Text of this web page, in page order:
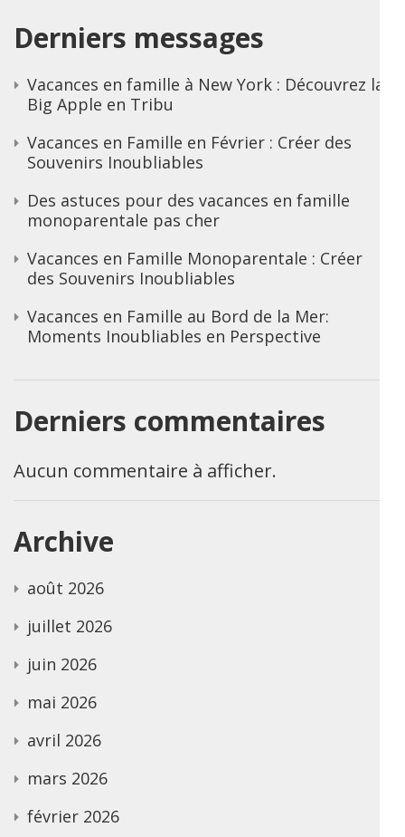
Derniers messages
Vacances en famille à New York : Découvrez la
Big Apple en Tribu
Vacances en Famille en Février : Créer des
Souvenirs Inoubliables
Des astuces pour des vacances en famille
monoparentale pas cher
Vacances en Famille Monoparentale : Créer
des Souvenirs Inoubliables
Vacances en Famille au Bord de la Mer:
Moments Inoubliables en Perspective
Derniers commentaires
Aucun commentaire à afficher.
Archive
août 2026
juillet 2026
juin 2026
mai 2026
avril 2026
mars 2026
février 2026